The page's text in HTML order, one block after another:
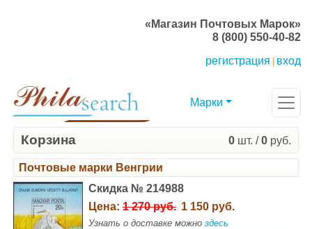
«Магазин Почтовых Марок»
8 (800) 550-40-82
регистрация
вход
Марки
Корзина 0 шт. /0 руб.
Почтовые марки Венгрии
Скидка № 214988
Цена: 1 270 руб. 1 150 руб.
Узнать о доставке можно здесь